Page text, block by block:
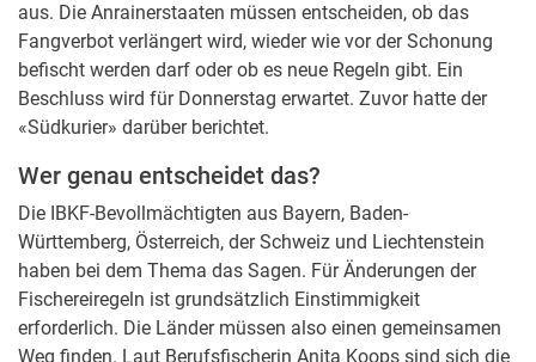
aus. Die Anrainerstaaten müssen entscheiden, ob das
Fangverbot verlängert wird, wieder wie vor der Schonung
befischt werden darf oder ob es neue Regeln gibt. Ein
Beschluss wird für Donnerstag erwartet. Zuvor hatte der
«Südkurier» darüber berichtet.
Wer genau entscheidet das?
Die IBKF-Bevollmächtigten aus Bayern, Baden-
Württemberg, Österreich, der Schweiz und Liechtenstein
haben bei dem Thema das Sagen. Für Änderungen der
Fischereiregeln ist grundsätzlich Einstimmigkeit
erforderlich. Die Länder müssen also einen gemeinsamen
Weg finden. Laut Berufsfischerin Anita Koops sind sich die